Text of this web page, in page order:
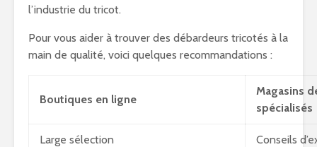
l’industrie du tricot.
Pour vous aider à trouver des débardeurs tricotés à la
main de qualité, voici quelques recommandations :
Boutiques en ligne
Magasins
spécialisés
Large sélection Conseils